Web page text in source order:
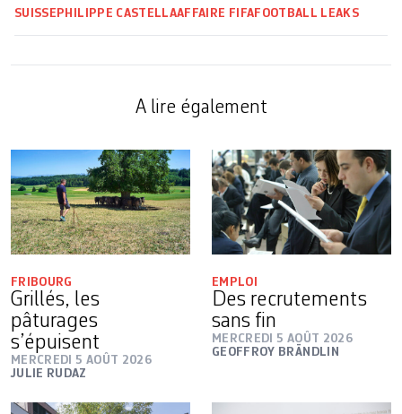
SUISSE PHILIPPE CASTELLAAFFAIRE FIFA FOOTBALL LEAKS
A lire également
FRIBOURG
Grillés, les
pâturages
s’épuisent
MERCREDI 5 AOÛT 2026
JULIE RUDAZ
EMPLOI
Des recrutements
sans fin
MERCREDI 5 AOÛT 2026
GEOFFROY BRÄNDLIN